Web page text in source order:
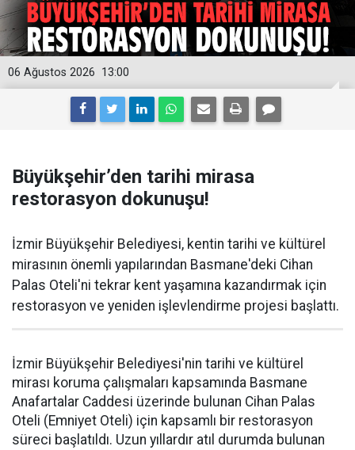
13:00
06 Ağustos 2026
Büyükşehir’den tarihi mirasa
restorasyon dokunuşu!
İzmir Büyükşehir Belediyesi, kentin tarihi ve kültürel
mirasının önemli yapılarından Basmane'deki Cihan
Palas Oteli'ni tekrar kent yaşamına kazandırmak için
restorasyon ve yeniden işlevlendirme projesi başlattı.
İzmir Büyükşehir Belediyesi'nin tarihi ve kültürel
mirası koruma çalışmaları kapsamında Basmane
Anafartalar Caddesi üzerinde bulunan Cihan Palas
Oteli (Emniyet Oteli) için kapsamlı bir restorasyon
süreci başlatıldı. Uzun yıllardır atıl durumda bulunan